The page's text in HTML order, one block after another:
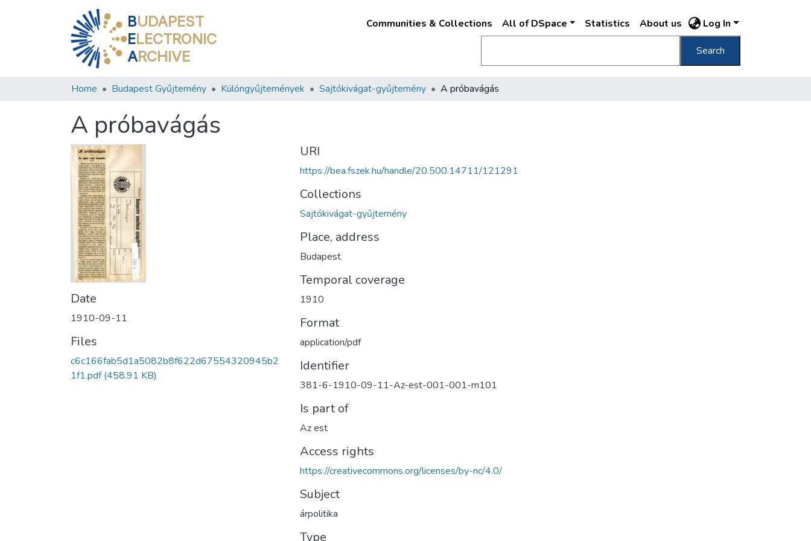
BUDAPEST
ELECTRONIC
ARCHIVE
Communities & Collections All of DSpace Statistics About us Log In
Search
Home Budapest Gyűjtemény Különgyűjtemények Sajtókivágat-gyűjtemény A próbavágás
A próbavágás
Date
1910-09-11
Files
c6c166fab5d1a5082b8f622d67554320945b2
1f1.pdf(458.91 KB)
URI
https://bea.fszek.hu/handle/20.500.14711/121291
Collections
Sajtókivágat-gyűjtemény
Place, address
Budapest
Temporal coverage
1910
Format
application/pdf
Identifier
381-6-1910-09-11-Az-est-001-001-m101
Is part of
Az est
Access rights
https://creativecommons.org/licenses/by-nc/4.0/
Subject
árpolitika
Type